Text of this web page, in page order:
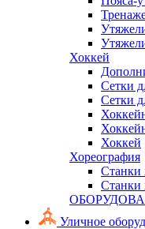
Хоккей
Сетки
Сетки
Хоккей
Хореография
Станки
Станки
Уличное